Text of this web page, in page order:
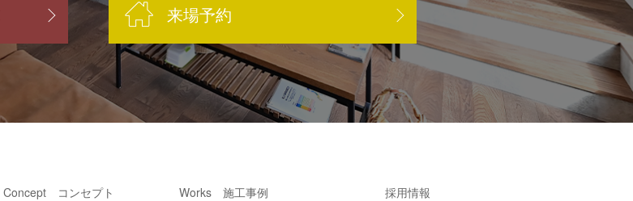
来場予約
Concept コンセプト
Works 施工事例
採用情報